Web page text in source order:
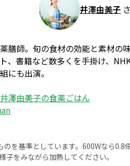
井澤由美子
膳師。旬の食材の効能と素材の
、書籍など数多くを手掛け、
にも出演。
井澤由美子の食薬ごはん
を基準としています。600Wなら0.8
子をみながら加熱してください。